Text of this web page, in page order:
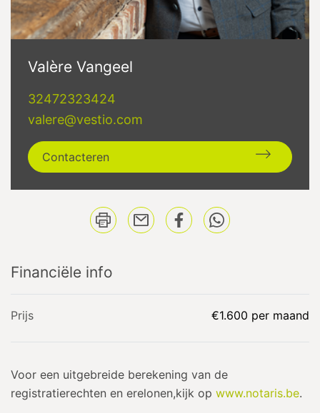
Valère Vangeel
32472323424
valere@vestio.com
Contacteren
Financiële info
Prijs €1.600 per maand
Voor een uitgebreide berekening van de
registratierechten en erelonen,kijk op www.notaris.be.